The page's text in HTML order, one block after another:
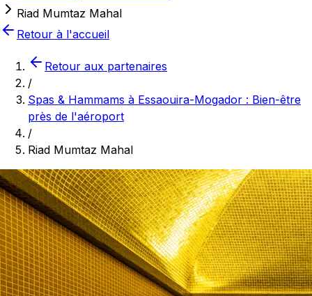
Riad Mumtaz Mahal
Retour à l'accueil
Retour aux partenaires
/
Spas & Hammams à Essaouira-Mogador : Bien-être
près de l'aéroport
/
Riad Mumtaz Mahal